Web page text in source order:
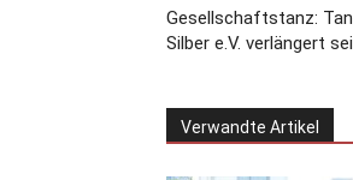
Gesellschaftstanz:
Silber e.V. verlängert
Verwandte Artikel